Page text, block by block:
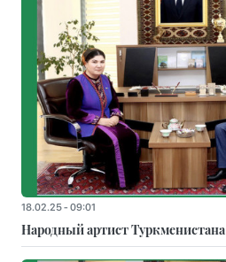
18.02.25 - 09:01
Народный артист